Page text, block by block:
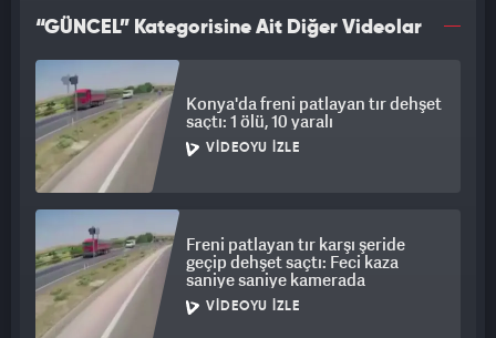
“GÜNCEL” Kategorisine Ait Diğer Videolar
Konya'da freni patlayan tır dehşet
saçtı: 1 ölü, 10 yaralı
VIDEOYU İZLE
Freni patlayan tır karşı şeride
geçip dehşet saçtı: Feci kaza
saniye saniye kamerada
VIDEOYU İZLE